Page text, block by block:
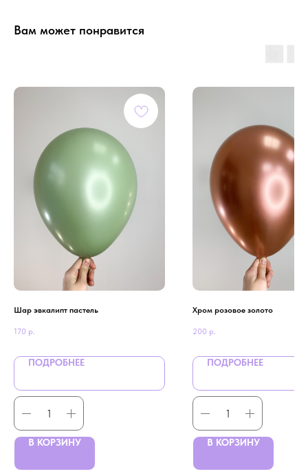
Вам может понравится
Шар эвкалипт пастель
170 р.
ПОДРОБНЕЕ
В КОРЗИНУ
Хром розовое золото
200 р.
ПОДРОБНЕЕ
В КОРЗИНУ